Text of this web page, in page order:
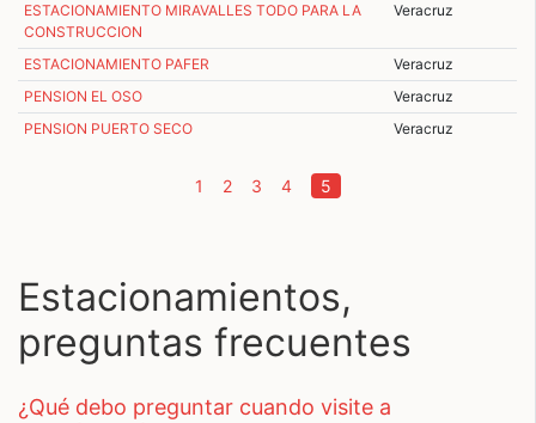
ESTACIONAMIENTO MIRAVALLES TODO PARA LA
CONSTRUCCION
Veracruz
ESTACIONAMIENTO PAFER
Veracruz
PENSION EL OSO
Veracruz
PENSION PUERTO SECO
Veracruz
1 2 3 4 5(current)
Estacionamientos,
preguntas frecuentes
¿qué debo preguntar cuando visite a